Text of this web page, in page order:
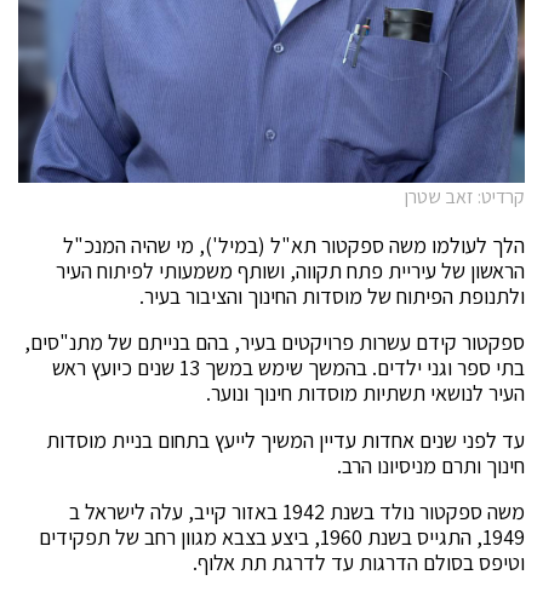
קרדיט: זאב שטרן
הלך לעולמו משה ספקטור תא"ל (במיל'), מי שהיה המנכ"ל
הראשון של עיריית פתח תקווה, ושותף משמעותי לפיתוח העיר
ולתנופת הפיתוח של מוסדות החינוך והציבור בעיר.
ספקטור קידם עשרות פרויקטים בעיר, בהם בנייתם של מתנ"סים,
בתי ספר וגני ילדים. בהמשך שימש במשך 13 שנים כיועץ ראש
העיר לנושאי תשתיות מוסדות חינוך ונוער.
עד לפני שנים אחדות עדיין המשיך לייעץ בתחום בניית מוסדות
חינוך ותרם מניסיונו הרב.
משה ספקטור נולד בשנת 1942 באזור קייב, עלה לישראל ב
1949, התגייס בשנת 1960, ביצע בצבא מגוון רחב של תפקידים
וטיפס בסולם הדרגות עד לדרגת תת אלוף.